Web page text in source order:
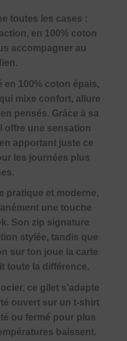
toutes les cases :
en 100% coton
accompagner au
100% coton épais,
mixe confort, allure
pensés. Grâce à sa
offre une sensation
apportant juste ce
les journées plus
pratique et moderne,
une touche
Son zip signature
stylée, tandis que
sur ton joue la carte
toute la différence.
ce gilet s’adapte
ouvert sur un t-shirt
ou fermé pour plus
baissent.